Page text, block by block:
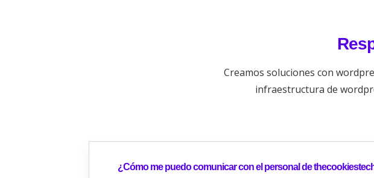
Creamos soluciones con
infraestructura de
¿Cómo me puedo comunicar con el personal de